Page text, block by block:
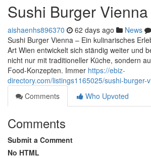
Sushi Burger Vienna
aishaenhs896370 62 days ago News
Sushi Burger Vienna – Ein kulinarisches
Art Wien entwickelt sich ständig weiter und
nicht nur mit traditioneller Küche, sondern
Food-Konzepten. Immer https://ebiz-
directory.com/listings1165025/sushi-burger-
Comments
Who Upvoted
Comments
Submit a Comment
No HTML